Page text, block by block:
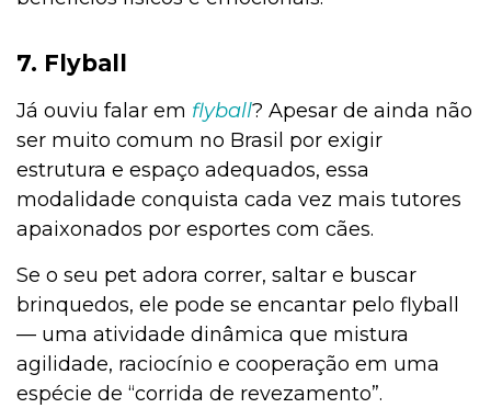
7. Flyball
Já ouviu falar em flyball? Apesar de ainda não
ser muito comum no Brasil por exigir
estrutura e espaço adequados, essa
modalidade conquista cada vez mais tutores
apaixonados por esportes com cães.
Se o seu pet adora correr, saltar e buscar
brinquedos, ele pode se encantar pelo flyball
— uma atividade dinâmica que mistura
agilidade, raciocínio e cooperação em uma
espécie de “corrida de revezamento”.